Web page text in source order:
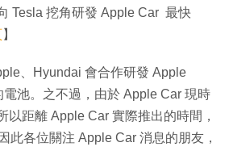
Tesla 挖角研發 Apple Car 最快
】
、Hyundai 會合作研發 Apple
池。之不過，由於 Apple Car 現時
以距離 Apple Car 實際推出的時間，
此各位關注 Apple Car 消息的朋友，